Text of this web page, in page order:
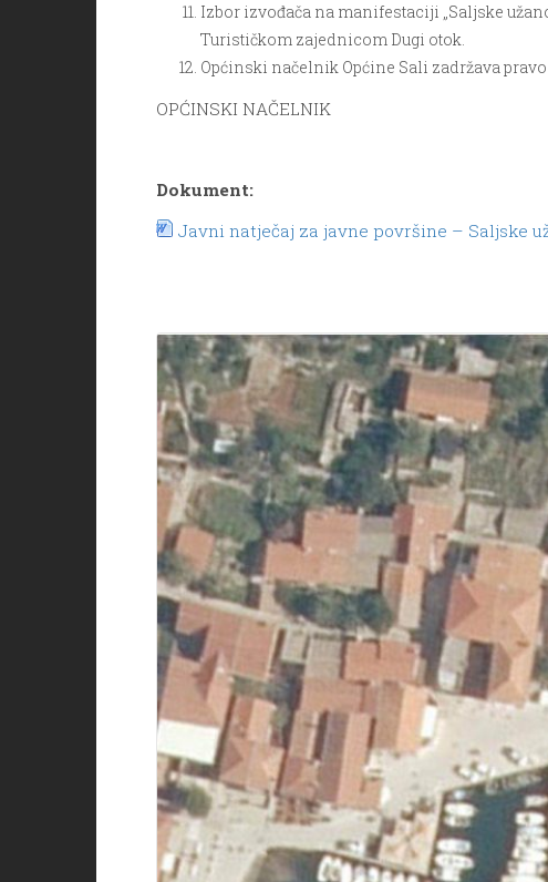
Izbor izvođača na manifestaciji „Saljske
Turističkom zajednicom Dugi otok.
Općinski načelnik Općine Sali zadržava
OPĆINSKI NAČELNIK
Dokument:
Javni natječaj za javne površine – Saljske